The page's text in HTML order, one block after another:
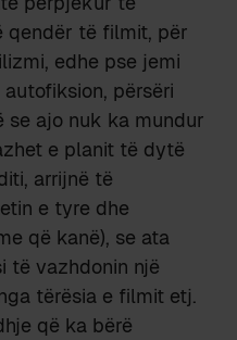
qendër të filmit, për
edhe pse jemi
përsëri
ajo nuk ka mundur
e planit të dytë
arrijnë të
e tyre dhe
që kanë), se ata
të vazhdonin një
tërësia e filmit etj.
që ka bërë